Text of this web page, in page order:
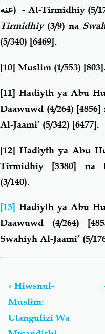
عنه) - At-Tirmidhiy (5/
Tirmidhiy(3/9) na
(5/340) [6469].
[10] Muslim (1/553) [803].
[11] Hadiyth ya Abu
Daawuwd (4/264)
Al-Jaami’ (5/342) [6477].
[12] Hadiyth ya Abu
Tirmidhiy [3380] na
(3/140).
[13] Hadiyth ya Abu
Daawuwd (4/264)
Swahiyh Al-Jaami’ (5/
links
for
Hiswnul-
Muslim:
Du’aa
‹ Hiwsnul-
Muslim:
Utangulizi Wa